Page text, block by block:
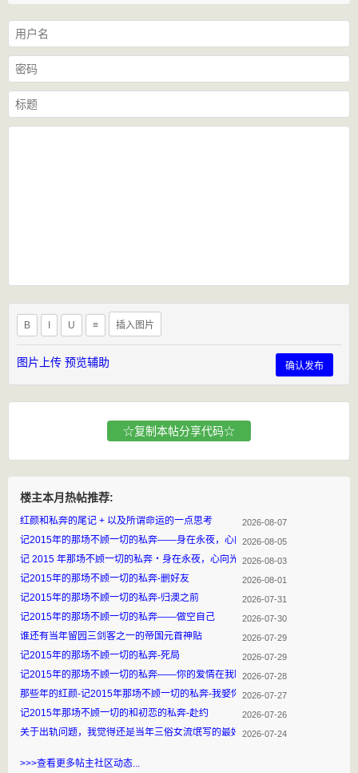
B I U ≡ 插入图片
图片上传 预览辅助 确认发布
☆复制本帖分享代码☆
楼主本月热帖推荐:
红颜和私奔的尾记 + 以及所谓命运的一点思考 2026-08-07
记2015年的那场不顾一切的私奔——身在永夜，心向光明 完
2026-08-05
记 2015 年那场不顾一切的私奔・身在永夜，心向光明 终上
2026-08-03
记2015年的那场不顾一切的私奔-删好友 2026-08-01
记2015年的那场不顾一切的私奔-归澳之前 2026-07-31
记2015年的那场不顾一切的私奔——做空自己 2026-07-30
谁还有当年留园三剑客之一的帝国元首神贴 2026-07-29
记2015年的那场不顾一切的私奔-死局 2026-07-29
记2015年的那场不顾一切的私奔——你的爱情在我眼里屁都不是！
2026-07-28
那些年的红颜-记2015年那场不顾一切的私奔-我娶你呀2026-07-27
记2015年那场不顾一切的和初恋的私奔-赴约 2026-07-26
关于出轨问题，我觉得还是当年三俗女流氓写的最好［内有转帖］
2026-07-24
>>>查看更多帖主社区动态...